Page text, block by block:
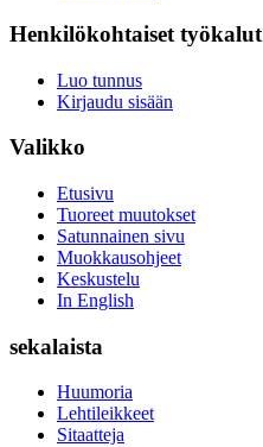
Henkilökohtaiset työkalut
Luo tunnus
Kirjaudu sisään
Valikko
Etusivu
Tuoreet muutokset
Satunnainen sivu
Muokkausohjeet
Keskustelu
In English
sekalaista
Huumoria
Lehtileikkeet
Sitaatteja